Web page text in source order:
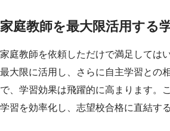
家庭教師を最大限活用する
家庭教師を依頼しただけで満足しては
最大限に活用し、さらに自主学習との
で、学習効果は飛躍的に高まります。
学習を効率化し、志望校合格に直結す